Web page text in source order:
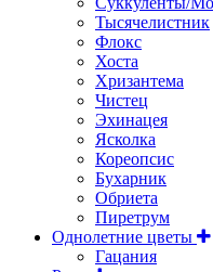
Тысячелистник
Флокс
Хоста
Хризантема
Чистец
Эхинацея
Ясколка
Кореопсис
Бухарник
Обриета
Пиретрум
Однолетние цветы
Гацания